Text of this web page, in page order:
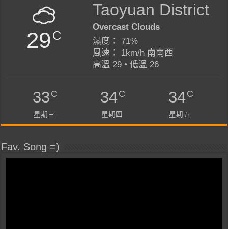
29C
Taoyuan District
Overcast Clouds
濕度： 71%
風速： 1km/h 南南西
高溫 29 • 低溫 26
33C
星期三
34C
星期四
34C
星期五
Fav. Song =)